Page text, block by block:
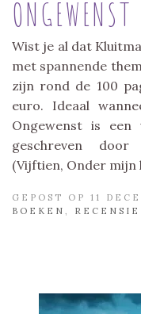
Wist je al dat
met spannende
zijn rond de 100
euro. Ideaal
Ongewenst is
geschreven door
(Vijftien, Onder mijn
GEPOST OP 11
BOEKEN
RECENSIE